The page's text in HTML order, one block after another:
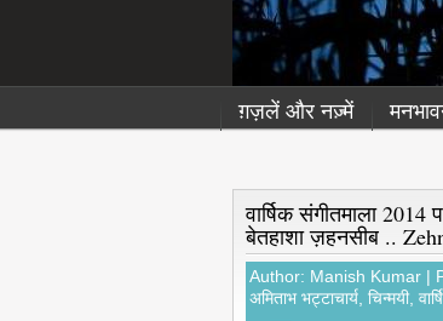
ग़ज़लें और नज़्में
वार्षिक संगीतमाला
बेतहाशा ज़हनसीब ..
Author: Manish Kumar |
अमिताभ भट्टाचार्य चिन्मयी,